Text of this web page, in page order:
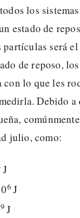
los
estado de
será
de reposo,
lo que les
Debido a
julio, como:
J
6J
9J